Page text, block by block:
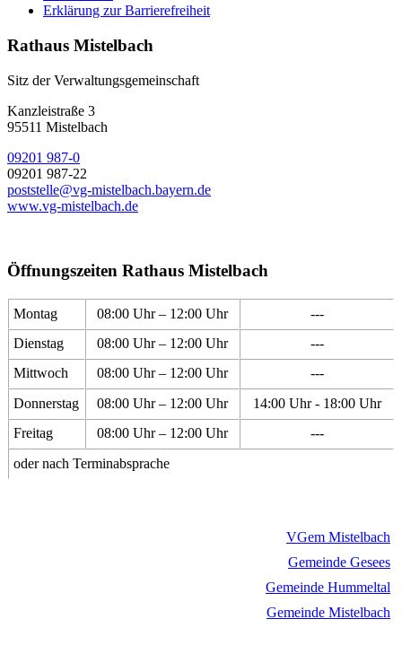
Erklärung zur Barrierefreiheit
Rathaus Mistelbach
Sitz der Verwaltungsgemeinschaft
Kanzleistraße 3
95511 Mistelbach
09201 987-0
09201 987-22
poststelle@vg-mistelbach.bayern.de
www.vg-mistelbach.de
Öffnungszeiten Rathaus Mistelbach
Montag 08:00 Uhr – 12:00 Uhr
---
Dienstag
08:00 Uhr – 12:00 Uhr
---
Mittwoch
08:00 Uhr – 12:00 Uhr
---
Donnerstag
08:00 Uhr – 12:00 Uhr
14:00 Uhr - 18:00 Uhr
Freitag
08:00 Uhr – 12:00 Uhr
---
oder nach Terminabsprache
VGem Mistelbach
Gemeinde Gesees
Gemeinde Hummeltal
Gemeinde Mistelbach